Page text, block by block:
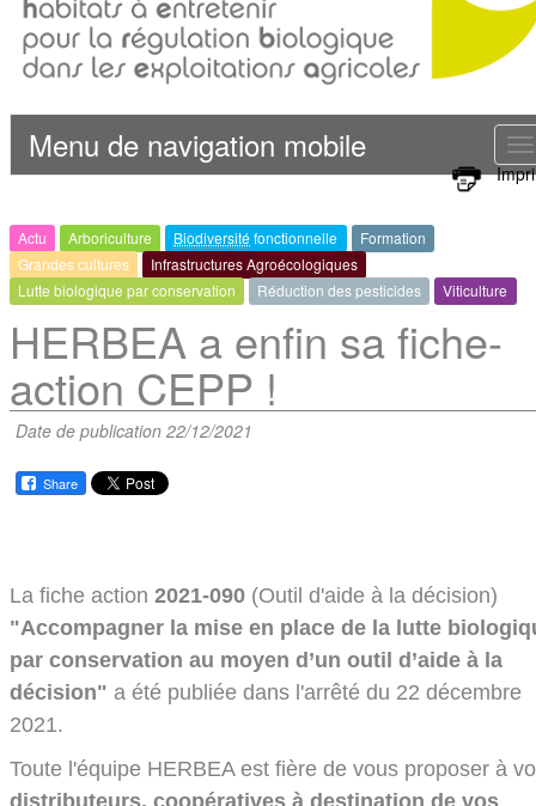
Menu de navigation mobile
Actu Arboriculture Biodiversitéfonctionnelle
Formation
Grandes cultures
Infrastructures Agroécologiques
Lutte biologique par conservation
Réduction des pesticides Viticulture
HERBEA a enfin sa fiche-
action CEPP !
Date de publication 22/12/2021
Share
La fiche action 2021-090(Outil d'aide à la décision)
"Accompagner la mise en place de la lutte
par conservation au moyen d’un outil d’aide à la
décision" a été publiée dans l'arrêté du 22 décembre
2021.
Toute l'équipe HERBEA est fière de vous proposer à